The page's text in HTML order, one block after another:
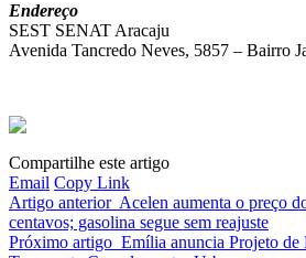
Endereço
SEST SENAT Aracaju
Avenida Tancredo Neves, 5857 – Bairro
Compartilhe este artigo
Email Copy Link
Artigo anterior Acelen aumenta o preço
centavos; gasolina segue sem reajuste
Próximo artigo Emília anuncia Projeto